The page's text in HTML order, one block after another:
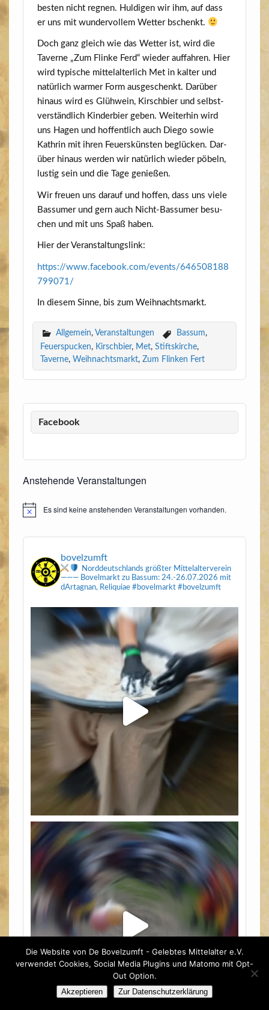
bes­ten nicht reg­nen. Hul­di­gen wir ihm, auf dass
er uns mit wun­der­vol­lem Wet­ter bschenkt.
Doch ganz gleich wie das Wet­ter ist, wird die
Taver­ne „Zum Flin­ke Ferd“ wie­der auf­fah­ren. Hier
wird typi­sche mit­tel­al­ter­lich Met in kal­ter und
natür­lich war­mer Form aus­ge­schenkt. Dar­über
hin­aus wird es Glüh­wein, Kirsch­bier und selbst­
ver­ständ­lich Kin­der­bier geben. Wei­ter­hin wird
uns Hagen und hof­fent­lich auch Die­go sowie
Kath­rin mit ihren Feu­ersküns­ten beglü­cken. Dar­
über hin­aus wer­den wir natür­lich wie­der pöbeln,
lus­tig sein und die Tage genießen.
Wir freu­en uns dar­auf und hof­fen, dass uns vie­le
Bas­su­mer und gern auch Nicht-Bas­su­mer besu­
chen und mit uns Spaß haben.
Hier der Veranstaltungslink:
https://www.facebook.com/events/646508188
799071/
In die­sem Sin­ne, bis zum Weihnachtsmarkt.
Allgemein, Veranstaltungen Bassum,
Feuerspucken, Kirschbier, Met, Stiftskirche,
Taverne, Weihnachtsmarkt, Zum Flinken Fert
Facebook
Anstehende Veranstaltungen
HinweisEs sind keine anstehenden Veranstaltungen vorhanden.
bovelzumft
Norddeutschlands größter Mittelalterverein
——— Bovelmarkt zu Bassum: 24.-26.07.2026 mit
dArtagnan, Reliquiae#bovelmarkt #bovelzumft
Die Website von De Bovelzumft - Gelebtes Mittelalter e.V.
verwendet Cookies, Social Media Plugins und Matomo mit Opt-
Out Option.
Akzeptieren Zur Datenschutzerklärung